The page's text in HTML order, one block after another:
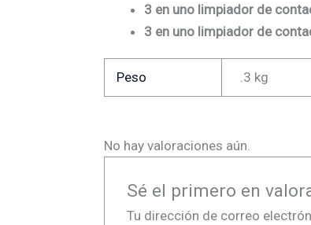
3 en uno limpiador de
3 en uno limpiador de
Peso .3 kg
No hay valoraciones aún.
Sé el primero en
Tu dirección de correo